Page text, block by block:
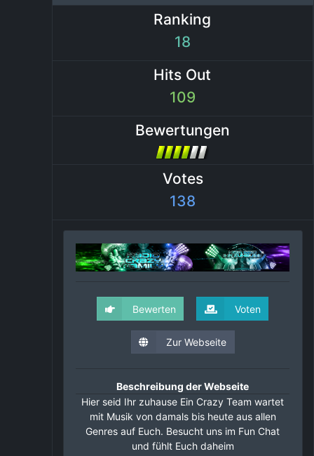
Ranking
18
Hits Out
109
Bewertungen
Votes
138
Bewerten Voten
Zur Webseite
Beschreibung der Webseite
Hier seid Ihr zuhause Ein Crazy Team wartet
mit Musik von damals bis heute aus allen
Genres auf Euch. Besucht uns im Fun Chat
und fühlt Euch daheim